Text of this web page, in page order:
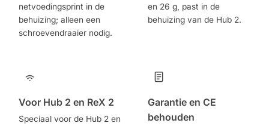
netvoedingsprint in de
behuizing; alleen een
schroevendraaier nodig.
en 26 g, past in de
behuizing van de Hub 2.
Voor Hub 2 en ReX 2
Speciaal voor de Hub 2 en
Garantie en CE
behouden